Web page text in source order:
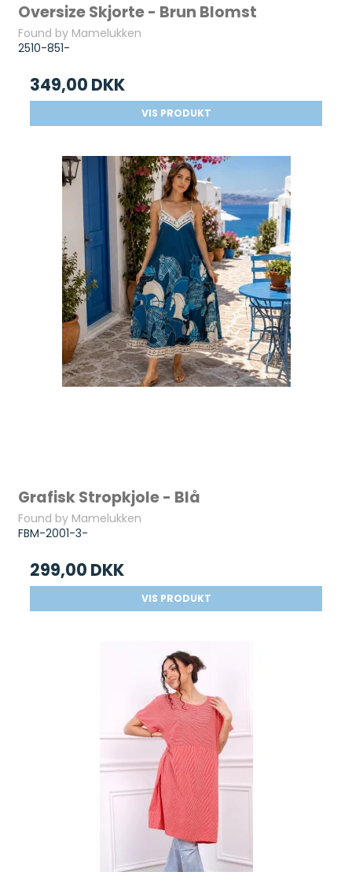
Oversize Skjorte - Brun Blomst
Found by Mamelukken
2510-851-
349,00 DKK
VIS PRODUKT
Grafisk Stropkjole - Blå
Found by Mamelukken
FBM-2001-3-
299,00 DKK
VIS PRODUKT